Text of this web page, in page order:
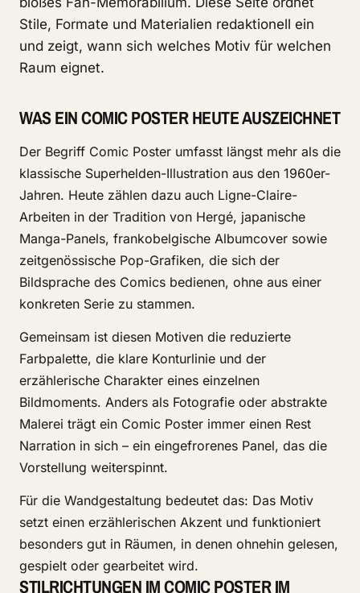
Stile, Formate und Materialien redaktionell ein
und zeigt, wann sich welches Motiv für welchen
Raum eignet.
WAS EIN COMIC POSTER HEUTE AUSZEICHNET
Der Begriff Comic Poster umfasst längst mehr als die
klassische Superhelden-Illustration aus den 1960er-
Jahren. Heute zählen dazu auch Ligne-Claire-
Arbeiten in der Tradition von Hergé, japanische
Manga-Panels, frankobelgische Albumcover sowie
zeitgenössische Pop-Grafiken, die sich der
Bildsprache des Comics bedienen, ohne aus einer
konkreten Serie zu stammen.
Gemeinsam ist diesen Motiven die reduzierte
Farbpalette, die klare Konturlinie und der
erzählerische Charakter eines einzelnen
Bildmoments. Anders als Fotografie oder abstrakte
Malerei trägt ein Comic Poster immer einen Rest
Narration in sich – ein eingefrorenes Panel, das die
Vorstellung weiterspinnt.
Für die Wandgestaltung bedeutet das: Das Motiv
setzt einen erzählerischen Akzent und funktioniert
besonders gut in Räumen, in denen ohnehin gelesen,
gespielt oder gearbeitet wird.
STILRICHTUNGEN IM COMIC POSTER IM